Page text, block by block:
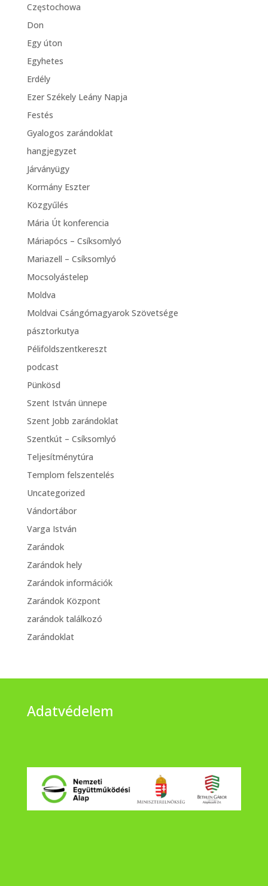
Częstochowa
Don
Egy úton
Egyhetes
Erdély
Ezer Székely Leány Napja
Festés
Gyalogos zarándoklat
hangjegyzet
Járványügy
Kormány Eszter
Közgyűlés
Mária Út konferencia
Máriapócs – Csíksomlyó
Mariazell – Csíksomlyó
Mocsolyástelep
Moldva
Moldvai Csángómagyarok Szövetsége
pásztorkutya
Péliföldszentkereszt
podcast
Pünkösd
Szent István ünnepe
Szent Jobb zarándoklat
Szentkút – Csíksomlyó
Teljesítménytúra
Templom felszentelés
Uncategorized
Vándortábor
Varga István
Zarándok
Zarándok hely
Zarándok információk
Zarándok Központ
zarándok találkozó
Zarándoklat
Adatvédelem